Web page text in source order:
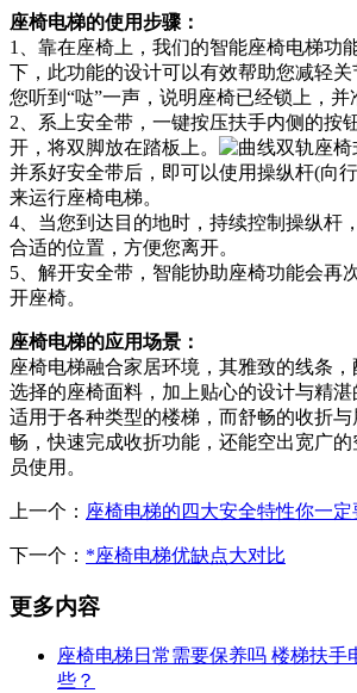
座椅电梯的使用步骤：
1、靠在座椅上，我们的智能座椅电梯功
下，此功能的设计可以有效帮助您减轻
您听到“哒”一声，说明座椅已经锁上，并
2、系上安全带，一键按压扶手内侧的按
开，将双脚放在踏板上。
并系好安全带后，即可以使用操纵杆(向
来运行座椅电梯。
4、当您到达目的地时，持续控制操纵杆
合适的位置，方便您离开。
5、解开安全带，智能协助座椅功能会再
开座椅。
座椅电梯的应用场景：
座椅电梯融合家居环境，其雅致的线条
选择的座椅面料，加上贴心的设计与精湛
适用于各种类型的楼梯，而舒畅的收折
畅，快速完成收折功能，还能空出宽广
员使用。
上一个： 座椅电梯的四大安全特性你一定
下一个： *座椅电梯优缺点大对比
更多内容
座椅电梯日常需要保养吗 楼梯扶手
些？